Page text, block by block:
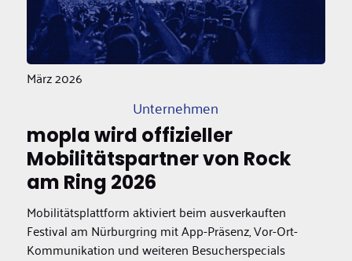
März 2026
Unternehmen
mopla wird offizieller
Mobilitätspartner von Rock
am Ring 2026
Mobilitätsplattform aktiviert beim ausverkauften
Festival am Nürburgring mit App-Präsenz, Vor-Ort-
Kommunikation und weiteren Besucherspecials